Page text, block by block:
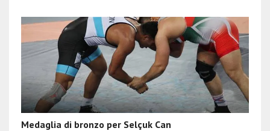
Medaglia di bronzo per Selçuk Can